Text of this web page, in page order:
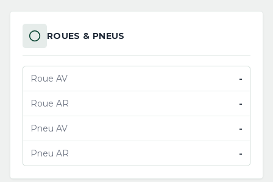
ROUES & PNEUS
Roue AV -
Roue AR -
Pneu AV -
Pneu AR -